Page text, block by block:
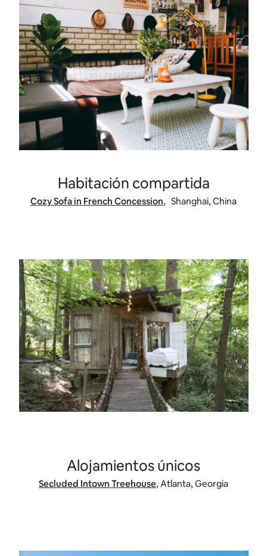
Habitación compartida
Cozy Sofa in French Concession, Shanghai, China
Alojamientos únicos
Secluded Intown Treehouse, Atlanta, Georgia